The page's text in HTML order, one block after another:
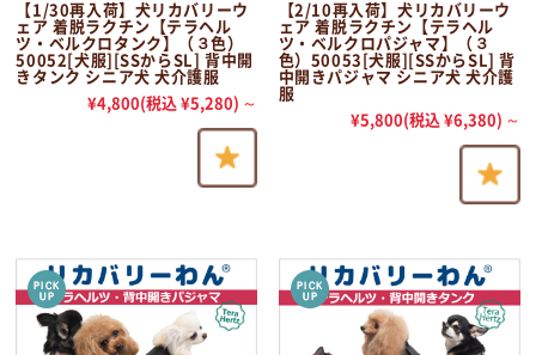
【1/30再入荷】犬リカバリーウ
ェア 着脱ラクチン【テラヘル
ツ・ベルクロタンク】（３色）
50052[犬服][SSからSL] 背中開
きタンク シニア犬 犬介護服
¥4,800(税込 ¥5,280) ～
【2/10再入荷】犬リカバリーウ
ェア 着脱ラクチン【テラヘル
ツ・ベルクロパジャマ】（３
色）50053[犬服][SSからSL] 背
中開きパジャマ シニア犬 犬介護
服
¥5,800(税込 ¥6,380) ～